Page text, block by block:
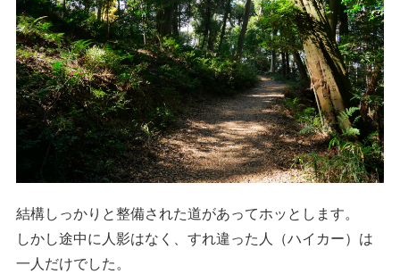
結構しっかりと整備された道があってホッとします。
しかし途中に人影はなく、すれ違った人（ハイカー）は
一人だけでした。